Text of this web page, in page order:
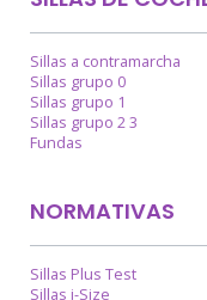
Sillas a contramarcha
Sillas grupo 0
Sillas grupo 1
Sillas grupo 2 3
Fundas
NORMATIVAS
Sillas Plus Test
Sillas i-Size